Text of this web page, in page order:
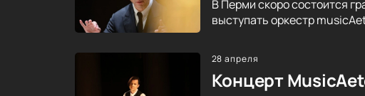
В Перми скоро состоится
выступать оркестр
28 апреля
Концерт